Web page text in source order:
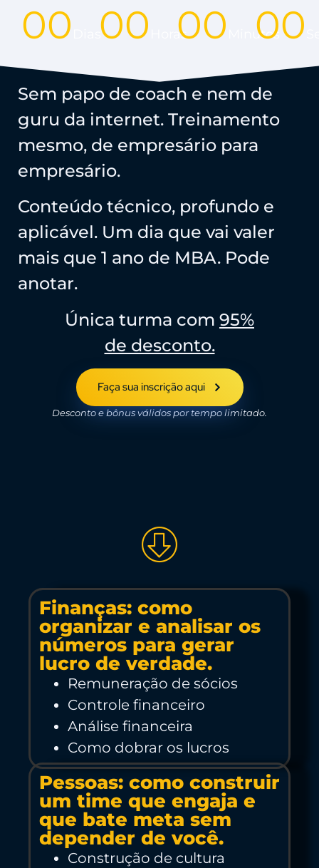
00 00 Horas00 Minutos00
Sem papo de coach e nem de
guru da internet. Treinamento
mesmo, de empresário para
empresário.
Conteúdo técnico, profundo e
aplicável. Um dia que vai valer
mais que 1 ano de MBA. Pode
anotar.
Única turma com 95%
de desconto.
Faça sua inscrição aqui
Desconto e bônus válidos por tempo limitado.
Finanças: como
organizar e analisar os
números para gerar
lucro de verdade.
Remuneração de sócios
Controle financeiro
Análise financeira
Como dobrar os lucros
Pessoas: como construir
um time que engaja e
que bate meta sem
depender de você.
Construção de cultura